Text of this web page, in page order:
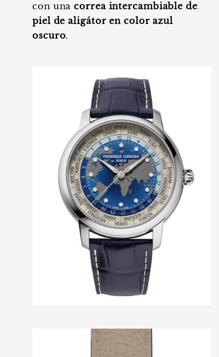
con unacorrea intercambiable de
piel de aligátor en color azul
oscuro.